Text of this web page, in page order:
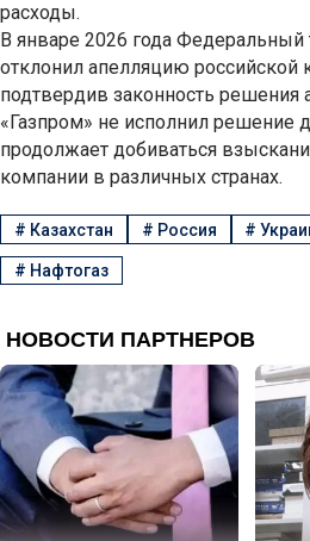
расходы.
В январе 2026 года
отклонил апелляцию российской
подтвердив законность решения
«Газпром» не исполнил решение
продолжает добиваться
компании в различных странах.
# Казахстан # Россия #
# Нафтогаз